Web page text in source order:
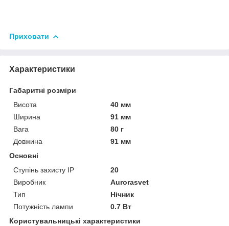
Приховати
Характеристики
Габаритні розміри
Висота
40 мм
Ширина
91 мм
Вага
80 г
Довжина
91 мм
Основні
Ступінь захисту IP
20
Виробник
Аurorasvet
Тип
Нічник
Потужність лампи
0.7 Вт
Користувальницькі характеристики